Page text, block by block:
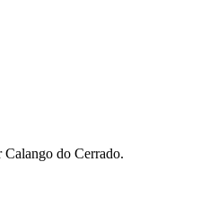
Calango do Cerrado.